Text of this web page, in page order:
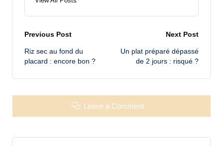
Post
navigation
Previous Post
Riz sec au fond du
placard : encore bon ?
Next Post
Un plat préparé dépassé
de 2 jours : risqué ?
Leave a Comment